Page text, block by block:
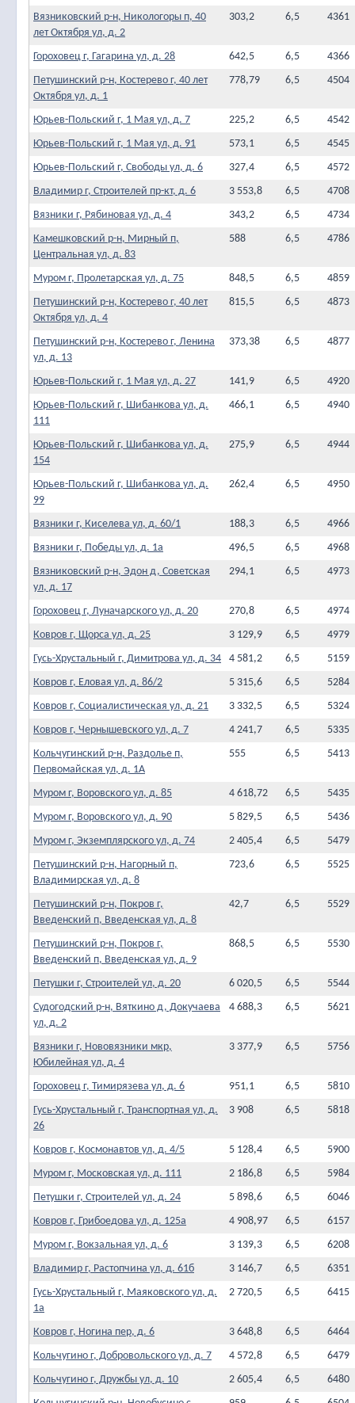
Вязниковский р-н, Никологоры п, 40
лет Октября ул, д. 2
303,2 6,5 4361
Гороховец г, Гагарина ул, д. 28 642,5 6,5
4366
Петушинский р-н, Костерево г, 40 лет
Октября ул, д. 1
778,79 6,5 4504
Юрьев-Польский г, 1 Мая ул, д. 7 225,2 6,5
4542
Юрьев-Польский г, 1 Мая ул, д. 91
573,1 6,5
4545
Юрьев-Польский г, Свободы ул, д. 6
327,4 6,5
4572
Владимир г, Строителей пр-кт, д. 6
3 553,8 6,5
4708
Вязники г, Рябиновая ул, д. 4
343,2 6,5
4734
Камешковский р-н, Мирный п,
Центральная ул, д. 83
588 6,5 4786
Муром г, Пролетарская ул, д. 75 848,5 6,5
4859
Петушинский р-н, Костерево г, 40 лет
Октября ул, д. 4
815,5 6,5 4873
Петушинский р-н, Костерево г, Ленина
ул, д. 13
373,38 6,5 4877
Юрьев-Польский г, 1 Мая ул, д. 27 141,9 6,5
4920
Юрьев-Польский г, Шибанкова ул, д.
111
466,1 6,5 4940
Юрьев-Польский г, Шибанкова ул, д.
154
275,9 6,5 4944
Юрьев-Польский г, Шибанкова ул, д.
99
262,4 6,5 4950
Вязники г, Киселева ул, д. 60/1 188,3 6,5
4966
Вязники г, Победы ул, д. 1а
496,5 6,5
4968
Вязниковский р-н, Эдон д, Советская
ул, д. 17
294,1 6,5 4973
Гороховец г, Луначарского ул, д. 20 270,8 6,5
4974
Ковров г, Щорса ул, д. 25
3 129,9 6,5
4979
Гусь-Хрустальный г, Димитрова ул, д. 34
4 581,2 6,5
5159
Ковров г, Еловая ул, д. 86/2
5 315,6 6,5
5284
Ковров г, Социалистическая ул, д. 21
3 332,5 6,5
5324
Ковров г, Чернышевского ул, д. 7
4 241,7 6,5
5335
Кольчугинский р-н, Раздолье п,
Первомайская ул, д. 1А
555 6,5 5413
Муром г, Воровского ул, д. 85 4 618,72 6,5
5435
Муром г, Воровского ул, д. 90
5 829,5 6,5
5436
Муром г, Экземплярского ул, д. 74
2 405,4 6,5
5479
Петушинский р-н, Нагорный п,
Владимирская ул, д. 8
723,6 6,5 5525
Петушинский р-н, Покров г,
Введенский п, Введенская ул, д. 8
42,7 6,5 5529
Петушинский р-н, Покров г,
Введенский п, Введенская ул, д. 9
868,5 6,5 5530
Петушки г, Строителей ул, д. 20 6 020,5 6,5
5544
Судогодский р-н, Вяткино д, Докучаева
ул, д. 2
4 688,3 6,5 5621
Вязники г, Нововязники мкр,
Юбилейная ул, д. 4
3 377,9 6,5 5756
Гороховец г, Тимирязева ул, д. 6 951,1 6,5
5810
Гусь-Хрустальный г, Транспортная ул, д.
26
3 908 6,5 5818
Ковров г, Космонавтов ул, д. 4/5 5 128,4 6,5
5900
Муром г, Московская ул, д. 111
2 186,8 6,5
5984
Петушки г, Строителей ул, д. 24
5 898,6 6,5
6046
Ковров г, Грибоедова ул, д. 125а
4 908,97 6,5
6157
Муром г, Вокзальная ул, д. 6
3 139,3 6,5
6208
Владимир г, Растопчина ул, д. 61б
3 146,7 6,5
6351
Гусь-Хрустальный г, Маяковского ул, д.
1а
2 720,5 6,5 6415
Ковров г, Ногина пер, д. 6 3 648,8 6,5
6464
Кольчугино г, Добровольского ул, д. 7
4 572,8 6,5
6479
Кольчугино г, Дружбы ул, д. 10
2 605,4 6,5
6480